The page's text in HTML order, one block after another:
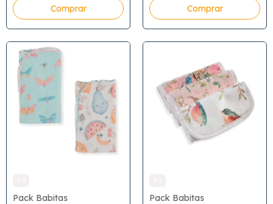
Pack Babitas Pack Babitas